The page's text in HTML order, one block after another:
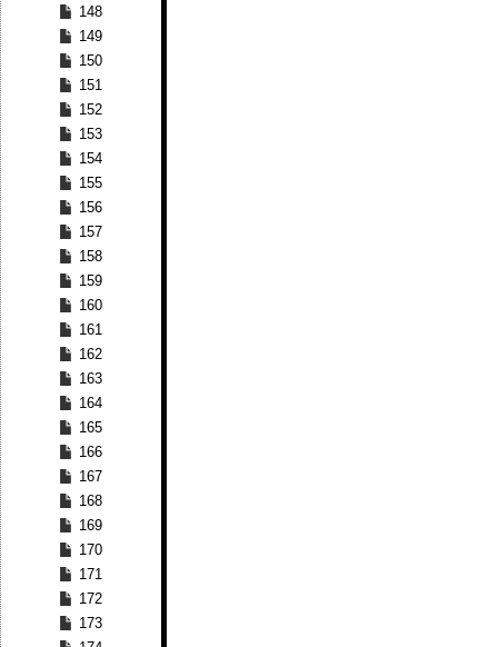
148
149
150
151
152
153
154
155
156
157
158
159
160
161
162
163
164
165
166
167
168
169
170
171
172
173